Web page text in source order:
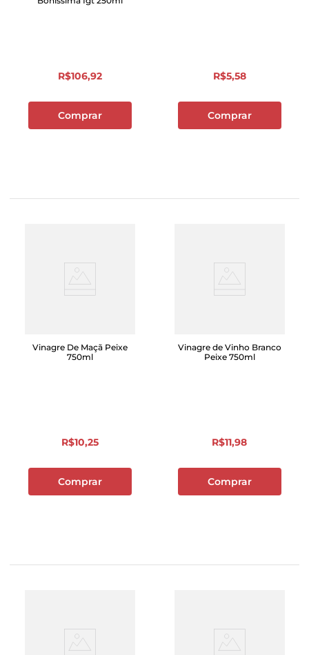
R$106,92
Comprar
R$5,58
Comprar
Vinagre De Maçã Peixe
750ml
R$10,25
Comprar
Vinagre de Vinho Branco
Peixe 750ml
R$11,98
Comprar